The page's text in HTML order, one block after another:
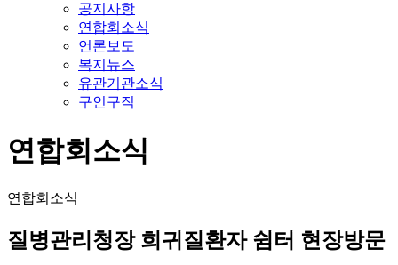
공지사항
연합회소식
언론보도
복지뉴스
유관기관소식
구인구직
연합회소식
연합회소식
질병관리청장 희귀질환자 쉼터 현장방문